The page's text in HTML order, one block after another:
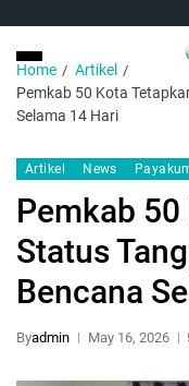
Home
Artikel
Pemkab 50 Kota
Selama 14 Hari
Artikel News
Pemkab
Status
Bencana
Byadmin May 16, 2026